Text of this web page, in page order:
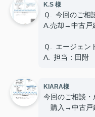
K.S 様
Ｑ. 今回のご相
A.売却→中古戸
Ｑ. エージェン
A. 担当：田附
る場合、当店を
A.はい
KIARA様
今回のご相談・
購入→中古戸